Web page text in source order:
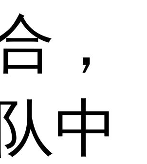
，
中